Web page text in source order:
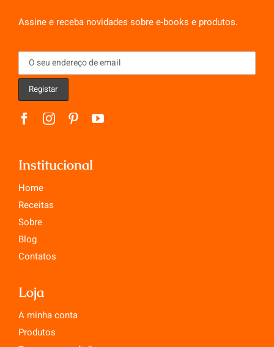
Assine e receba novidades sobre e-books e produtos.
Institucional
Home
Receitas
Sobre
Blog
Contatos
Loja
A minha conta
Produtos